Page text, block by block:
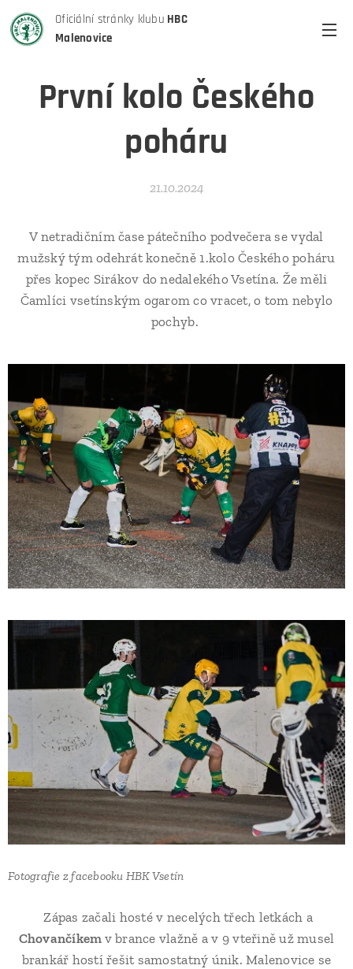
Oficiální stránky klubu HBC
Malenovice
První kolo Českého
poháru
21.10.2024
V netradičním čase pátečního podvečera se vydal
mužský tým odehrát konečně 1.kolo Českého poháru
přes kopec Sirákov do nedalekého Vsetína. Že měli
Čamlíci vsetínským ogarom co vracet, o tom nebylo
pochyb.
Fotografie z facebooku HBK Vsetín
Zápas začali hosté v necelých třech letkách a
Chovančíkem v brance vlažně a v 9 vteřině už musel
brankář hostí řešit samostatný únik. Malenovice se